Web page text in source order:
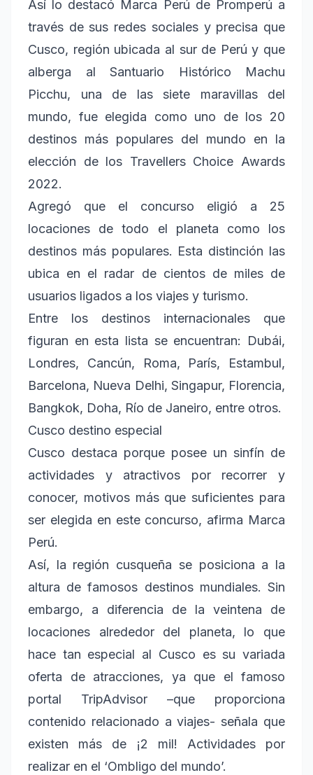
Así lo destacó Marca Perú de Promperú a
través de sus redes sociales y precisa que
Cusco, región ubicada al sur de Perú y que
alberga al Santuario Histórico Machu
Picchu, una de las siete maravillas del
mundo, fue elegida como uno de los 20
destinos más populares del mundo en la
elección de los Travellers Choice Awards
2022.
Agregó que el concurso eligió a 25
locaciones de todo el planeta como los
destinos más populares. Esta distinción las
ubica en el radar de cientos de miles de
usuarios ligados a los viajes y turismo.
Entre los destinos internacionales que
figuran en esta lista se encuentran: Dubái,
Londres, Cancún, Roma, París, Estambul,
Barcelona, Nueva Delhi, Singapur, Florencia,
Bangkok, Doha, Río de Janeiro, entre otros.
Cusco destino especial
Cusco destaca porque posee un sinfín de
actividades y atractivos por recorrer y
conocer, motivos más que suficientes para
ser elegida en este concurso, afirma Marca
Perú.
Así, la región cusqueña se posiciona a la
altura de famosos destinos mundiales. Sin
embargo, a diferencia de la veintena de
locaciones alrededor del planeta, lo que
hace tan especial al Cusco es su variada
oferta de atracciones, ya que el famoso
portal TripAdvisor –que proporciona
contenido relacionado a viajes- señala que
existen más de ¡2 mil! Actividades por
realizar en el ‘Ombligo del mundo’.